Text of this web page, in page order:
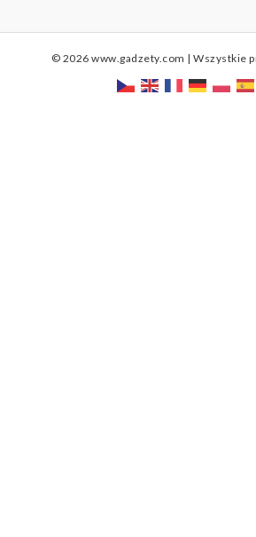
© 2026 www.gadzety.com | Wszystkie